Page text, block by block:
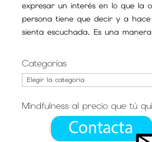
expresar un interés en lo que la
persona tiene que decir y a
sienta escuchada. Es una
Categorías
Categorías
Mindfulness al precio que tú